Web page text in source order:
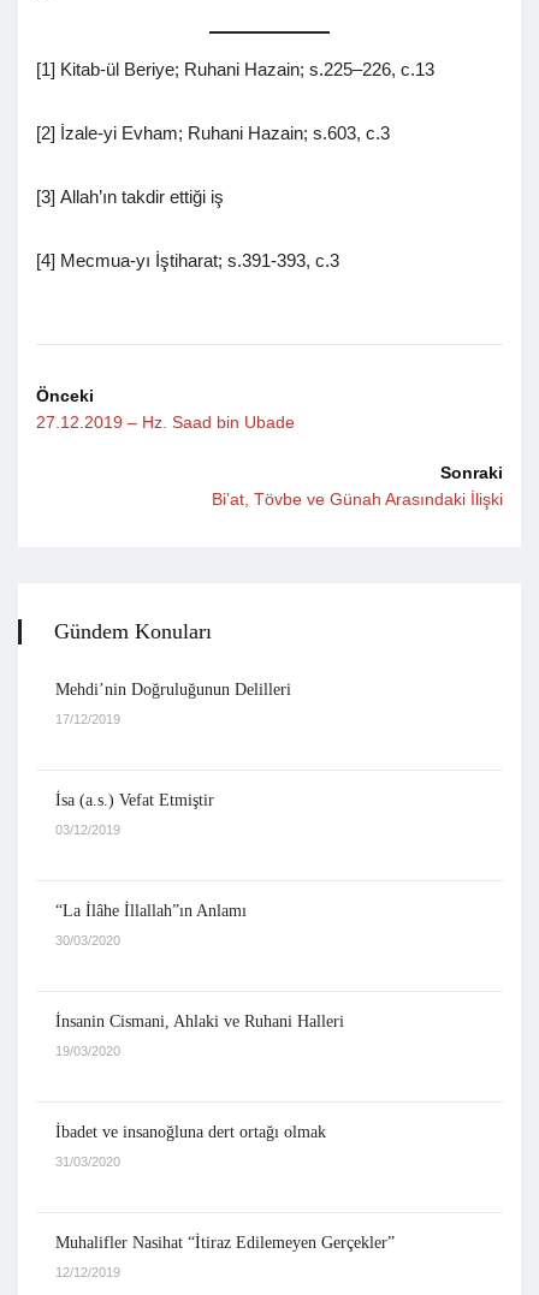
[1] Kitab-ül Beriye; Ruhani Hazain; s.225–226, c.13
[2] İzale-yi Evham; Ruhani Hazain; s.603, c.3
[3] Allah’ın takdir ettiği iş
[4] Mecmua-yı İştiharat; s.391-393, c.3
Önceki
27.12.2019 – Hz. Saad bin Ubade
Sonraki
Bi’at, Tövbe ve Günah Arasındaki İlişki
Gündem Konuları
Mehdi’nin Doğruluğunun Delilleri
17/12/2019
İsa (a.s.) Vefat Etmiştir
03/12/2019
“La İlâhe İllallah”ın Anlamı
30/03/2020
İnsanin Cismani, Ahlaki ve Ruhani Halleri
19/03/2020
İbadet ve insanoğluna dert ortağı olmak
31/03/2020
Muhalifler Nasihat “İtiraz Edilemeyen Gerçekler”
12/12/2019